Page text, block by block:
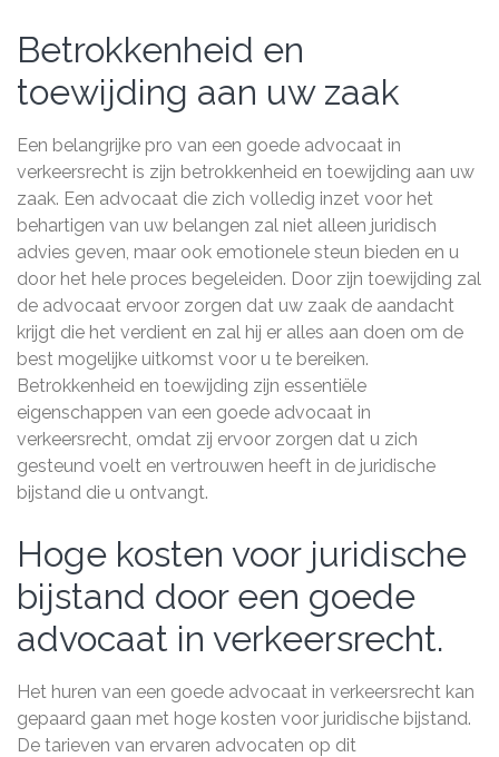
Betrokkenheid en
toewijding aan uw zaak
Een belangrijke pro van een goede advocaat in
verkeersrecht is zijn betrokkenheid en toewijding aan uw
zaak. Een advocaat die zich volledig inzet voor het
behartigen van uw belangen zal niet alleen juridisch
advies geven, maar ook emotionele steun bieden en u
door het hele proces begeleiden. Door zijn toewijding zal
de advocaat ervoor zorgen dat uw zaak de aandacht
krijgt die het verdient en zal hij er alles aan doen om de
best mogelijke uitkomst voor u te bereiken.
Betrokkenheid en toewijding zijn essentiële
eigenschappen van een goede advocaat in
verkeersrecht, omdat zij ervoor zorgen dat u zich
gesteund voelt en vertrouwen heeft in de juridische
bijstand die u ontvangt.
Hoge kosten voor juridische
bijstand door een goede
advocaat in verkeersrecht.
Het huren van een goede advocaat in verkeersrecht kan
gepaard gaan met hoge kosten voor juridische bijstand.
De tarieven van ervaren advocaten op dit